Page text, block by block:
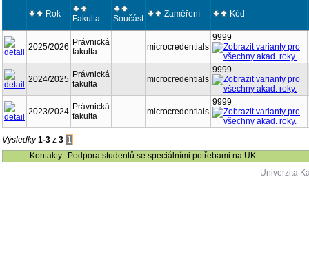
Rok Fakulta Součást Zaměření Kód
2025/2026 Právnická
fakulta
microcredentials
9999
2024/2025 Právnická
fakulta
microcredentials
9999
2023/2024 Právnická
fakulta
microcredentials
9999
Výsledky1-3 z 3 1
Kontakty
Podpora studentů se speciálními potřebami na UK
Univerzita